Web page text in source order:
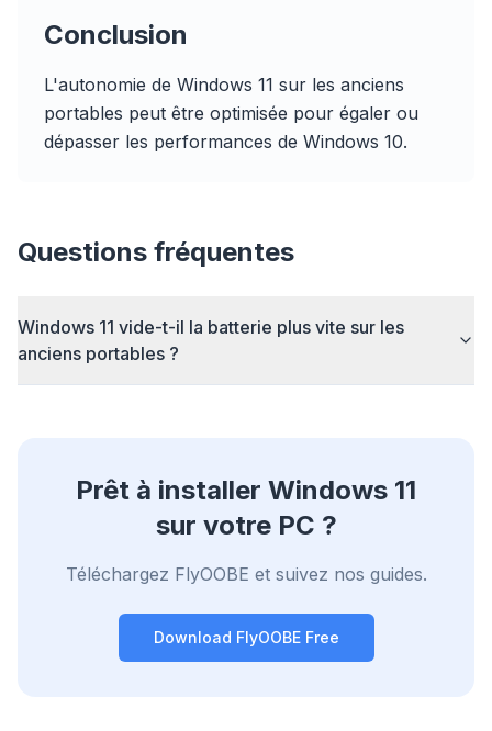
Conclusion
L'autonomie de Windows 11 sur les anciens
portables peut être optimisée pour égaler ou
dépasser les performances de Windows 10.
Questions fréquentes
Windows 11 vide-t-il la batterie plus vite sur les
anciens portables ?
Prêt à installer Windows 11
sur votre PC ?
Téléchargez FlyOOBE et suivez nos guides.
Download FlyOOBE Free
Jusqu'à 3× plus rapide
Le prefetch intelligent et les règles de cache
Bloquez pubs & traqueurs
Stoppe les overlays IA, les bannières et les
une fois, optimisez tout.